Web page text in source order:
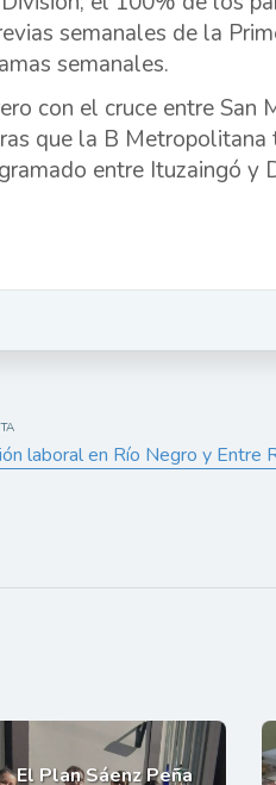
semanales de la
semanales.
con el cruce entre San
que la B Metropolitana
entre Ituzaingó y
laboral en Río Negro y Entre
El Plan Sáenz Peña